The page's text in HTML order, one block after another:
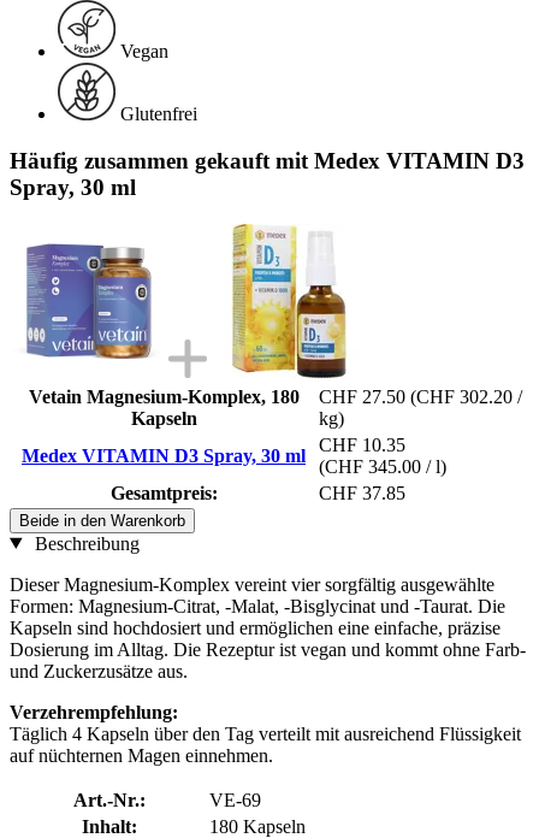
Vegan
Glutenfrei
Häufig zusammen gekauft mit Medex VITAMIN D3
Spray, 30 ml
Vetain Magnesium-Komplex, 180
Kapseln
CHF 27.50 (CHF 302.20 /
kg)
Medex VITAMIN D3 Spray, 30 ml
CHF 10.35
(CHF 345.00 / l)
Gesamtpreis:
CHF 37.85
Beide in den Warenkorb
Beschreibung
Dieser Magnesium-Komplex vereint vier sorgfältig ausgewählte
Formen: Magnesium-Citrat, -Malat, -Bisglycinat und -Taurat. Die
Kapseln sind hochdosiert und ermöglichen eine einfache, präzise
Dosierung im Alltag. Die Rezeptur ist vegan und kommt ohne Farb-
und Zuckerzusätze aus.
Verzehrempfehlung:
Täglich 4 Kapseln über den Tag verteilt mit ausreichend Flüssigkeit
auf nüchternen Magen einnehmen.
Art.-Nr.:
VE-69
Inhalt:
180 Kapseln